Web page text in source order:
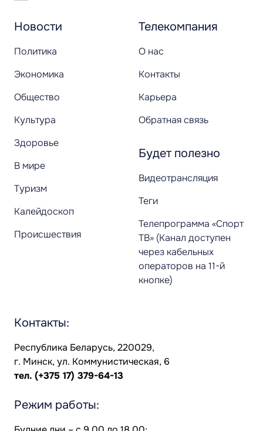
Новости
Политика
Экономика
Общество
Культура
Здоровье
В мире
Туризм
Калейдоскоп
Происшествия
Телекомпания
О нас
Контакты
Карьера
Обратная связь
Будет полезно
Видеотрансляция
Теги
Телепрограмма «Спорт
ТВ» (Канал доступен
через кабельных
операторов на 11-й
кнопке)
Контакты:
Республика Беларусь, 220029,
г. Минск, ул. Коммунистическая, 6
тел. (+375 17) 379-64-13
Режим работы: